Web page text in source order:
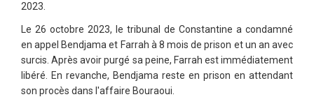
2023.
Le 26 octobre 2023, le tribunal de Constantine a condamné
en appel Bendjama et Farrah à 8 mois de prison et un an avec
surcis. Après avoir purgé sa peine, Farrah est immédiatement
libéré. En revanche, Bendjama reste en prison en attendant
son procès dans l'affaire Bouraoui.